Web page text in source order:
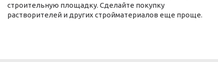
строительную площадку. Сделайте покупку
растворителей и других стройматериалов еще проще.